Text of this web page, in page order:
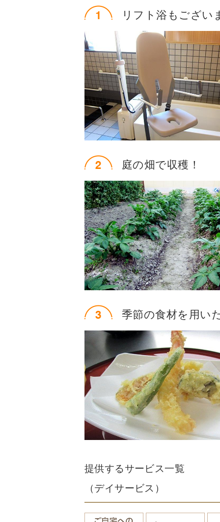
リフト浴もござい
庭の畑で収穫！
季節の食材を用い
提供するサービス一覧
（デイサービス）